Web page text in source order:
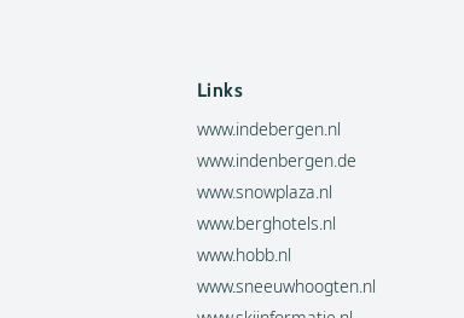
Links
www.indebergen.nl
www.indenbergen.de
www.snowplaza.nl
www.berghotels.nl
www.hobb.nl
www.sneeuwhoogten.nl